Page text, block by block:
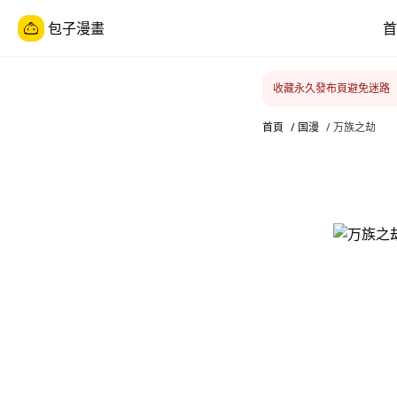
包子漫畫
收藏永久發布頁避免迷路
首頁 / 国漫 / 万族之劫